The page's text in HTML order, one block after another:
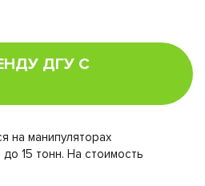
ДГУ С
на манипуляторах
15 тонн. На стоимость